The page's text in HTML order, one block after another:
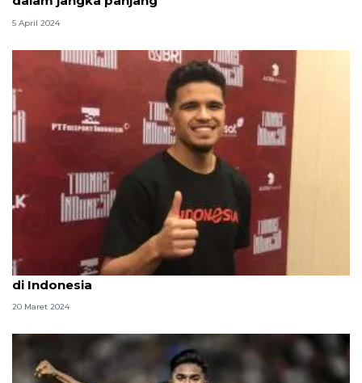
5 April 2024
Ragnar Oratmangoen nikmati Ramadhan pertama
di Indonesia
20 Maret 2024